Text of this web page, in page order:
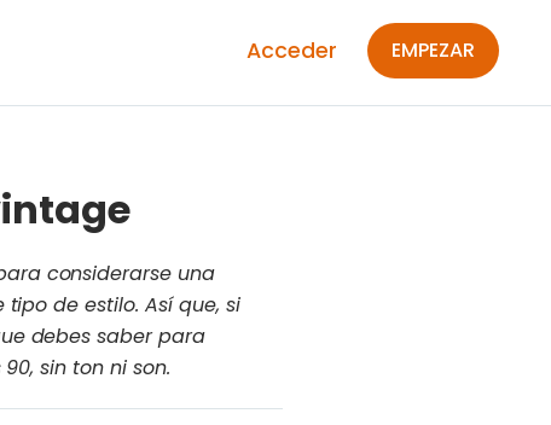
EMPEZAR
Acceder
considerarse una
de estilo. Así que, si
debes saber para
sin ton ni son.